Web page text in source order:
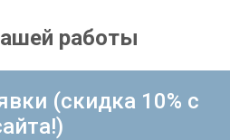
работы
(скидка 10% с